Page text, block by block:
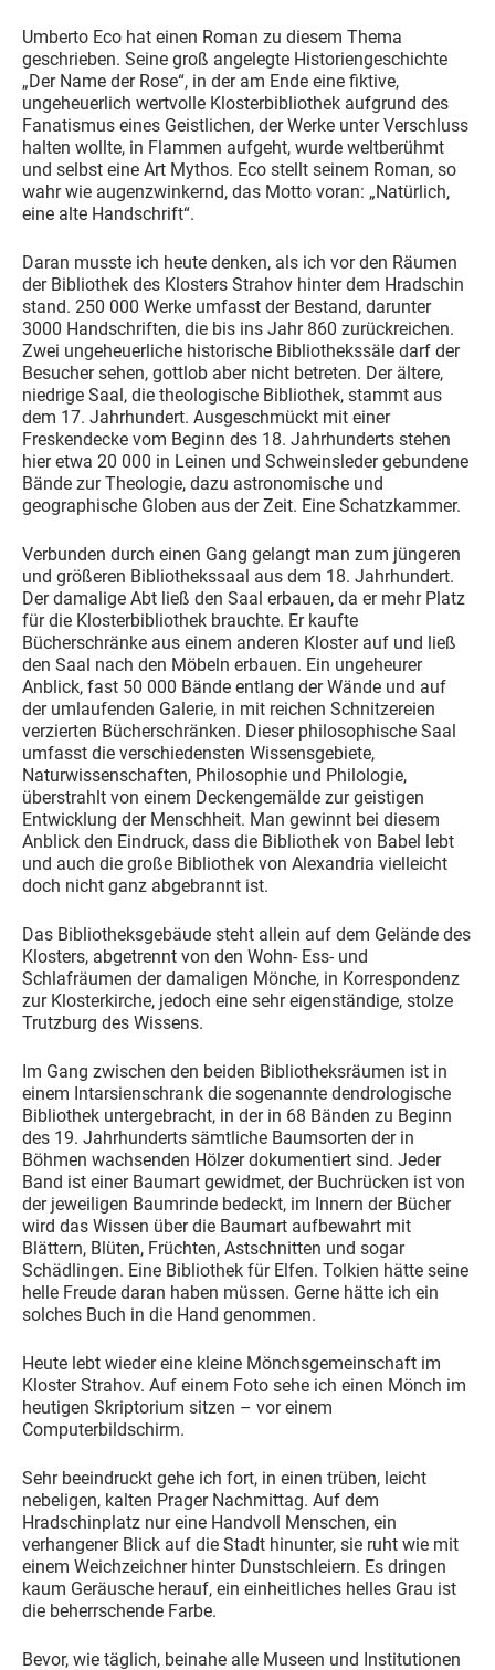
Umberto Eco hat einen Roman zu diesem Thema
geschrieben. Seine groß angelegte Historiengeschichte
„Der Name der Rose“, in der am Ende eine fiktive,
ungeheuerlich wertvolle Klosterbibliothek aufgrund des
Fanatismus eines Geistlichen, der Werke unter Verschluss
halten wollte, in Flammen aufgeht, wurde weltberühmt
und selbst eine Art Mythos. Eco stellt seinem Roman, so
wahr wie augenzwinkernd, das Motto voran: „Natürlich,
eine alte Handschrift“.
Daran musste ich heute denken, als ich vor den Räumen
der Bibliothek des Klosters Strahov hinter dem Hradschin
stand. 250 000 Werke umfasst der Bestand, darunter
3000 Handschriften, die bis ins Jahr 860 zurückreichen.
Zwei ungeheuerliche historische Bibliothekssäle darf der
Besucher sehen, gottlob aber nicht betreten. Der ältere,
niedrige Saal, die theologische Bibliothek, stammt aus
dem 17. Jahrhundert. Ausgeschmückt mit einer
Freskendecke vom Beginn des 18. Jahrhunderts stehen
hier etwa 20 000 in Leinen und Schweinsleder gebundene
Bände zur Theologie, dazu astronomische und
geographische Globen aus der Zeit. Eine Schatzkammer.
Verbunden durch einen Gang gelangt man zum jüngeren
und größeren Bibliothekssaal aus dem 18. Jahrhundert.
Der damalige Abt ließ den Saal erbauen, da er mehr Platz
für die Klosterbibliothek brauchte. Er kaufte
Bücherschränke aus einem anderen Kloster auf und ließ
den Saal nach den Möbeln erbauen. Ein ungeheurer
Anblick, fast 50 000 Bände entlang der Wände und auf
der umlaufenden Galerie, in mit reichen Schnitzereien
verzierten Bücherschränken. Dieser philosophische Saal
umfasst die verschiedensten Wissensgebiete,
Naturwissenschaften, Philosophie und Philologie,
überstrahlt von einem Deckengemälde zur geistigen
Entwicklung der Menschheit. Man gewinnt bei diesem
Anblick den Eindruck, dass die Bibliothek von Babel lebt
und auch die große Bibliothek von Alexandria vielleicht
doch nicht ganz abgebrannt ist.
Das Bibliotheksgebäude steht allein auf dem Gelände des
Klosters, abgetrennt von den Wohn- Ess- und
Schlafräumen der damaligen Mönche, in Korrespondenz
zur Klosterkirche, jedoch eine sehr eigenständige, stolze
Trutzburg des Wissens.
Im Gang zwischen den beiden Bibliotheksräumen ist in
einem Intarsienschrank die sogenannte dendrologische
Bibliothek untergebracht, in der in 68 Bänden zu Beginn
des 19. Jahrhunderts sämtliche Baumsorten der in
Böhmen wachsenden Hölzer dokumentiert sind. Jeder
Band ist einer Baumart gewidmet, der Buchrücken ist von
der jeweiligen Baumrinde bedeckt, im Innern der Bücher
wird das Wissen über die Baumart aufbewahrt mit
Blättern, Blüten, Früchten, Astschnitten und sogar
Schädlingen. Eine Bibliothek für Elfen. Tolkien hätte seine
helle Freude daran haben müssen. Gerne hätte ich ein
solches Buch in die Hand genommen.
Heute lebt wieder eine kleine Mönchsgemeinschaft im
Kloster Strahov. Auf einem Foto sehe ich einen Mönch im
heutigen Skriptorium sitzen – vor einem
Computerbildschirm.
Sehr beeindruckt gehe ich fort, in einen trüben, leicht
nebeligen, kalten Prager Nachmittag. Auf dem
Hradschinplatz nur eine Handvoll Menschen, ein
verhangener Blick auf die Stadt hinunter, sie ruht wie mit
einem Weichzeichner hinter Dunstschleiern. Es dringen
kaum Geräusche herauf, ein einheitliches helles Grau ist
die beherrschende Farbe.
Bevor, wie täglich, beinahe alle Museen und Institutionen